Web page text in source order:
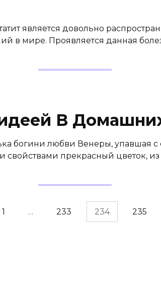
является довольно
в мире. Проявляется данная
В
богини любви Венеры, упавшая с
прекрасный цветок, из
1 … 233 234 235